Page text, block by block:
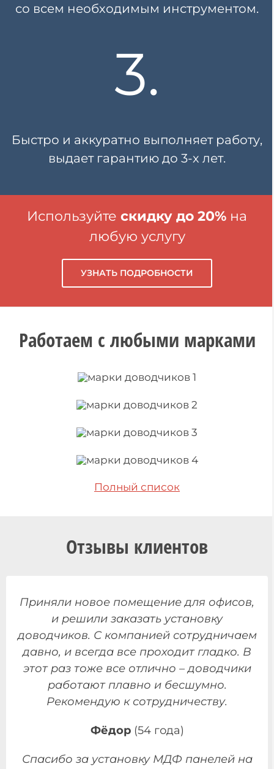
со всем необходимым инструментом.
3.
Быстро и аккуратно выполняет работу,
выдает гарантию до 3-х лет.
Используйте скидку до 20% на
любую услугу
УЗНАТЬ ПОДРОБНОСТИ
Работаем с любыми марками
Полный список
Отзывы клиентов
Приняли новое помещение для офисов,
и решили заказать установку
доводчиков. С компанией сотрудничаем
давно, и всегда все проходит гладко. В
этот раз тоже все отлично – доводчики
работают плавно и бесшумно.
Рекомендую к сотрудничеству.
Фёдор (54 года)
Спасибо за установку МДФ панелей на